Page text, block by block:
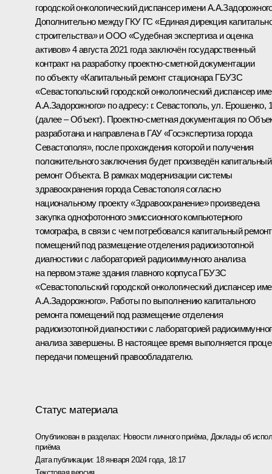
городской онкологический диспансер имени
Дополнительно между ГКУ ГС «Единая дирекция
строительства» и ООО «Судебная экспертиза и оценка
активов» 4 августа 2021 года заключён государственный
контракт на разработку проектно-сметной документации
по объекту «Капитальный ремонт стационара ГБУЗС
«Севастопольский городской онкологический диспансер
А.А.Задорожного» по адресу: г. Севастополь, ул. Ерошенко,
(далее – Объект). Проектно-сметная документация по
разработана и направлена в ГАУ «Госэкспертиза города
Севастополя», после прохождения которой и получения
положительного заключения будет произведён капитальный
ремонт Объекта. В рамках модернизации системы
здравоохранения города Севастополя согласно
национальному проекту «Здравоохранение» произведена
закупка однофотонного эмиссионного компьютерного
томографа, в связи с чем потребовался капитальный ремонт
помещений под размещение отделения радиоизотопной
диагностики с лабораторией радиоиммунного анализа
на первом этаже здания главного корпуса ГБУЗС
«Севастопольский городской онкологический диспансер
А.А.Задорожного». Работы по выполнению капитального
ремонта помещений под размещение отделения
радиоизотопной диагностики с лабораторией
анализа завершены. В настоящее время выполняется
передачи помещений правообладателю.
Статус материала
Опубликован в разделах: Новости личного приёма, Доклады об
приёма
Дата публикации: 18 января 2024 года, 18:17